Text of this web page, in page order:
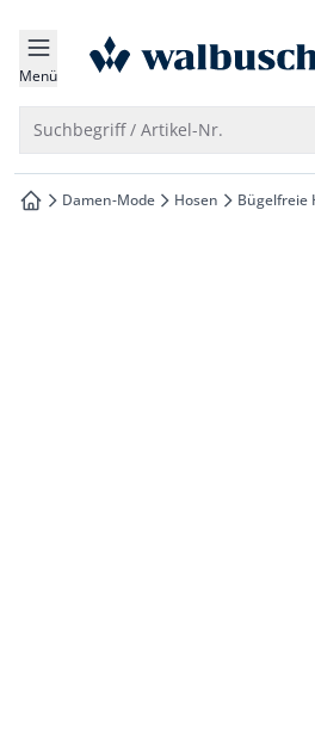
springen
springen
springen
springen
Menü zur Startseite
Suchbegriff / Artikel-Nr.
zur Startseite
Damen-Mode Hosen Bügelfreie